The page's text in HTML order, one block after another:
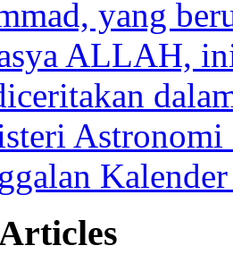
yang
ALLAH,
Astronomi